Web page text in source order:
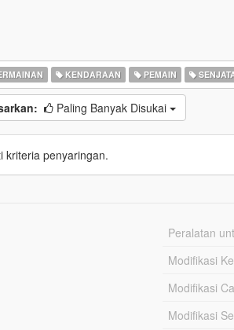
KENDARAAN PEMAIN
Paling Banyak Disukai
kriteria penyaringan.
Peralatan
Modifikasi
Modifikasi
Modifikasi